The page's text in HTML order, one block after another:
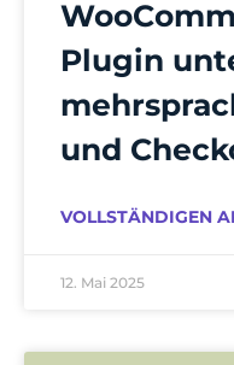
Plugin
und
VOLLSTÄNDIGEN
12. Mai 2025